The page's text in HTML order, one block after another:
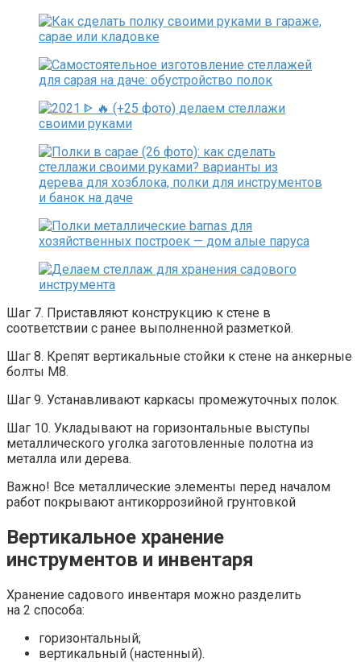
Шаг 7. Приставляют конструкцию к стене в
соответствии с ранее выполненной разметкой.
Шаг 8. Крепят вертикальные стойки к стене на анкерные
болты М8.
Шаг 9. Устанавливают каркасы промежуточных полок.
Шаг 10. Укладывают на горизонтальные выступы
металлического уголка заготовленные полотна из
металла или дерева.
Важно! Все металлические элементы перед началом
работ покрывают антикоррозийной грунтовкой
Вертикальное хранение
инструментов и инвентаря
Хранение садового инвентаря можно разделить
на 2 способа:
горизонтальный;
вертикальный (настенный).